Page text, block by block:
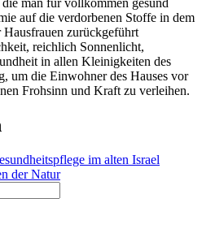
auf die verdorbenen Stoffe in dem
zurückgeführt
reichlich Sonnenlicht,
in allen Kleinigkeiten des
um die Einwohner des Hauses vor
Frohsinn und Kraft zu verleihen.
im alten Israel
der Natur